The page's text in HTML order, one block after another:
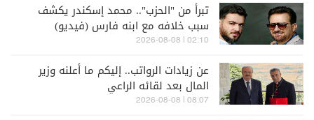
تبرأ من "الحزب".. محمد إسكندر يكشف
سبب خلافه مع ابنه فارس (فيديو)
02:10 | 2026-08-08
عن زيادات الرواتب.. إليكم ما أعلنه وزير
المال بعد لقائه الراعي
08:07 | 2026-08-08